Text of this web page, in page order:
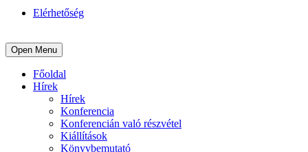
Elérhetőség
Open Menu
Főoldal
Hírek
Hírek
Konferencia
Konferencián való részvétel
Kiállítások
Könyvbemutató